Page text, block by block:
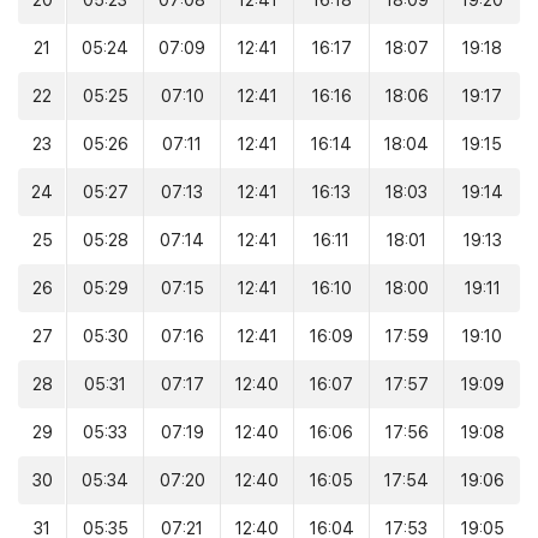
21 05:24 07:09 12:41 16:17 18:07 19:18
22 05:25 07:10 12:41 16:16 18:06 19:17
23 05:26 07:11 12:41 16:14 18:04 19:15
24 05:27 07:13 12:41 16:13 18:03 19:14
25 05:28 07:14 12:41 16:11 18:01 19:13
26 05:29 07:15 12:41 16:10 18:00 19:11
27 05:30 07:16 12:41 16:09 17:59 19:10
28 05:31 07:17 12:40 16:07 17:57 19:09
29 05:33 07:19 12:40 16:06 17:56 19:08
30 05:34 07:20 12:40 16:05 17:54 19:06
31 05:35 07:21 12:40 16:04 17:53 19:05